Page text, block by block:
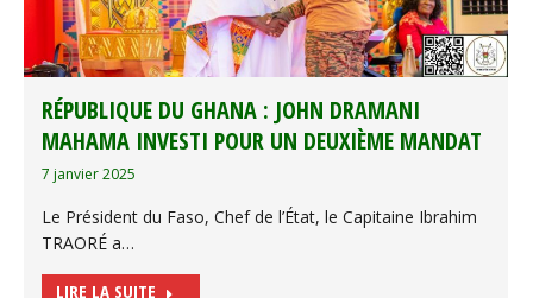
RÉPUBLIQUE DU GHANA : JOHN DRAMANI
MAHAMA INVESTI POUR UN DEUXIÈME MANDAT
7 janvier 2025
Le Président du Faso, Chef de l’État, le Capitaine Ibrahim
TRAORÉ a…
LIRE LA SUITE